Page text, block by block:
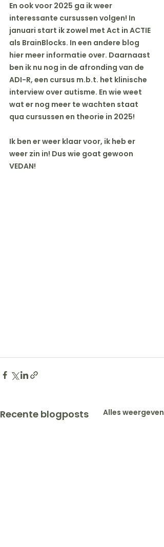
En ook voor 2025 ga ik weer
interessante cursussen volgen! In
januari start ik zowel met Act in ACTIE
als BrainBlocks. In een andere blog
hier meer informatie over. Daarnaast
ben ik nu nog in de afronding van de
ADI-R, een cursus m.b.t. het klinische
interview over autisme. En wie weet
wat er nog meer te wachten staat
qua cursussen en theorie in 2025!
Ik ben er weer klaar voor, ik heb er
weer zin in! Dus wie goat gewoon
VEDAN!
Recente blogposts Alles weergeven